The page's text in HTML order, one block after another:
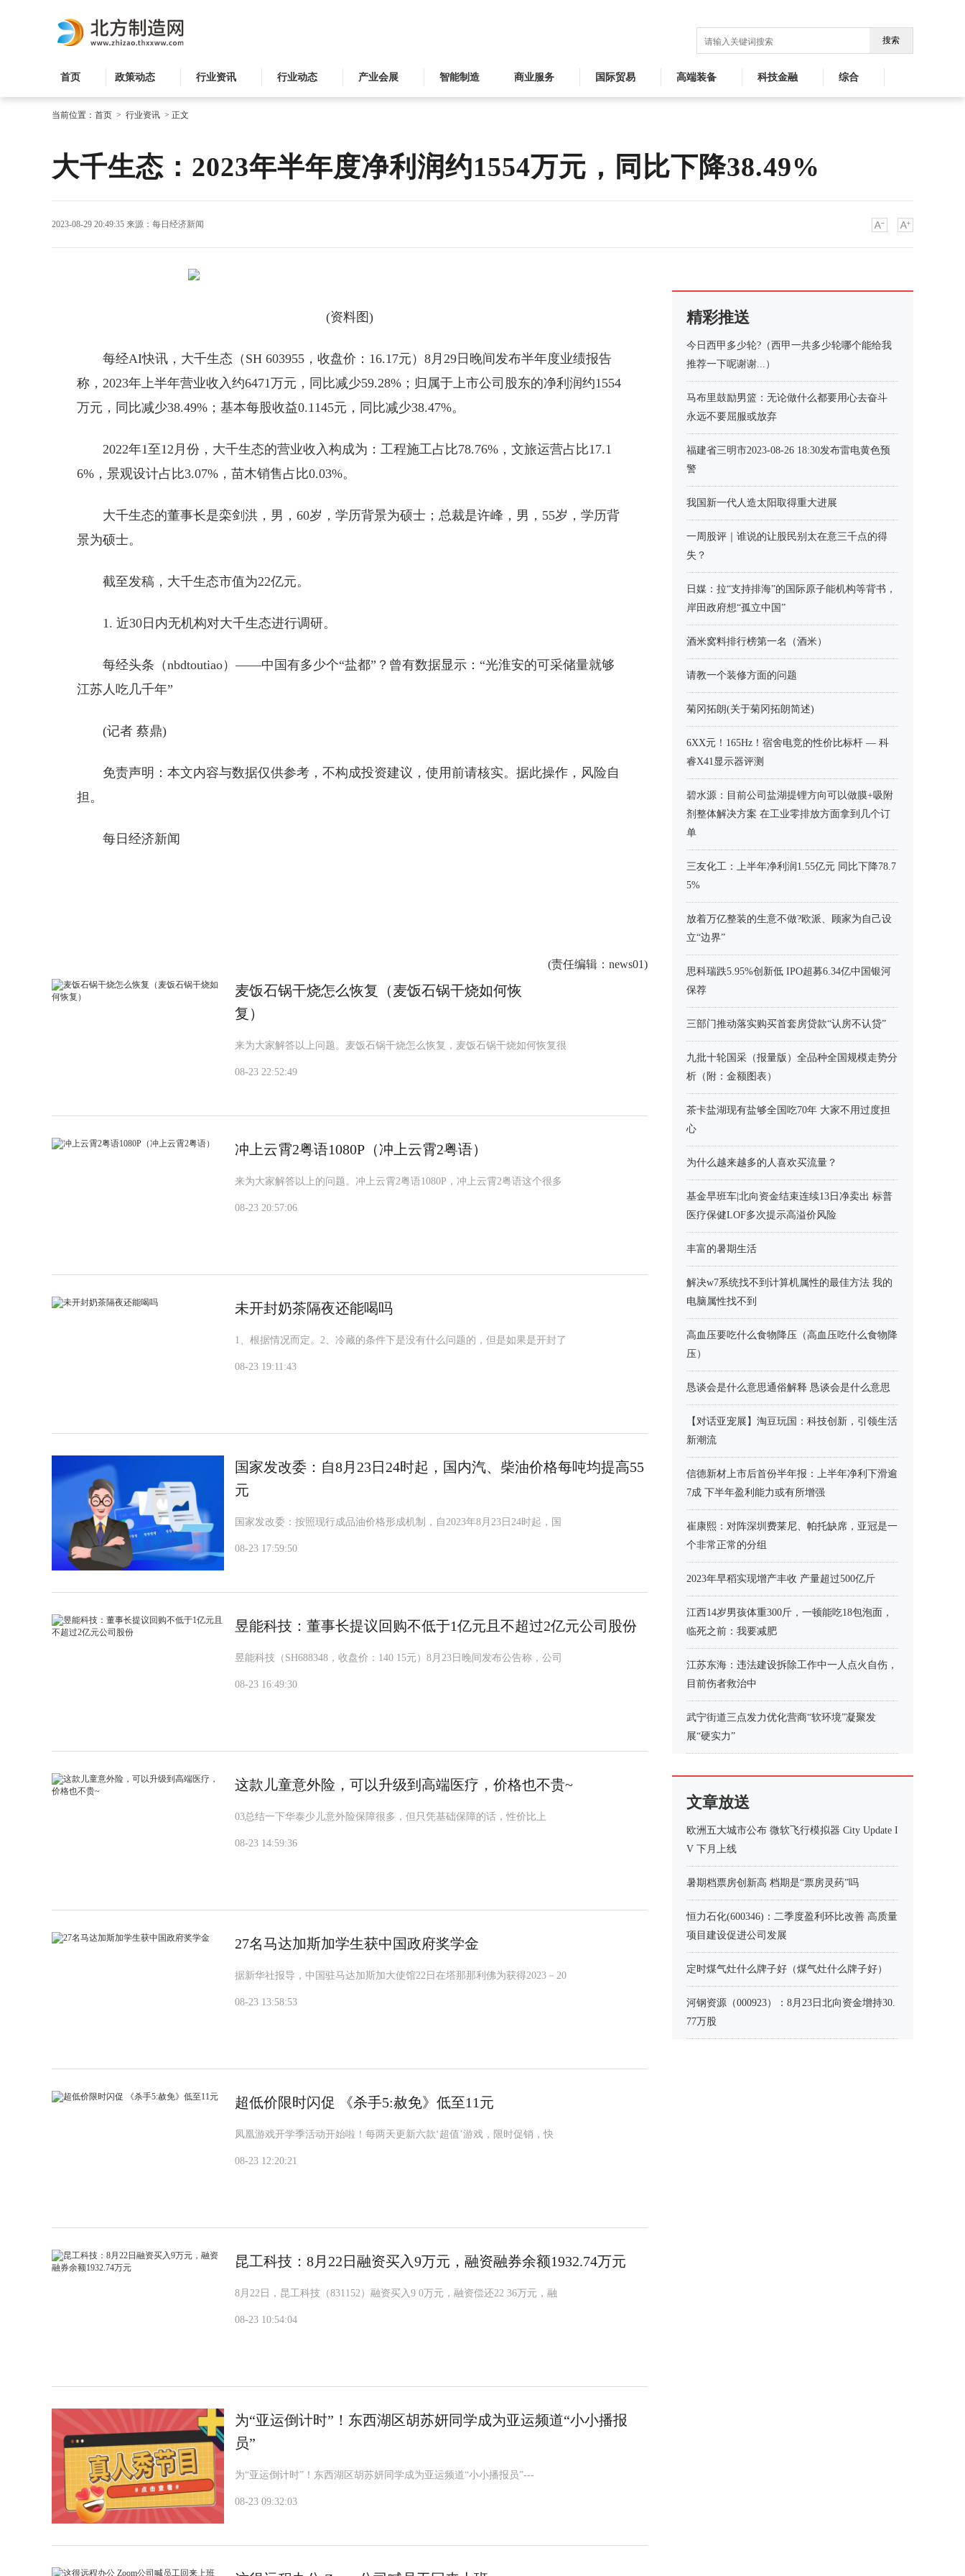
搜索
首页 政策动态 行业资讯 行业动态 产业会展 智能制造 商业服务 国际贸易 高端装备 科技金融 综合
当前位置： 首页 > 行业资讯 > 正文
大千生态：2023年半年度净利润约1554万元，同比下降38.49%
2023-08-29 20:49:35 来源：每日经济新闻
(资料图)
每经AI快讯，大千生态（SH 603955，收盘价：16.17元）8月29日晚间发布半年度业绩报告
称，2023年上半年营业收入约6471万元，同比减少59.28%；归属于上市公司股东的净利润约1554
万元，同比减少38.49%；基本每股收益0.1145元，同比减少38.47%。
2022年1至12月份，大千生态的营业收入构成为：工程施工占比78.76%，文旅运营占比17.1
6%，景观设计占比3.07%，苗木销售占比0.03%。
大千生态的董事长是栾剑洪，男，60岁，学历背景为硕士；总裁是许峰，男，55岁，学历背
景为硕士。
截至发稿，大千生态市值为22亿元。
1. 近30日内无机构对大千生态进行调研。
每经头条（nbdtoutiao）——中国有多少个“盐都”？曾有数据显示：“光淮安的可采储量就够
江苏人吃几千年”
(记者 蔡鼎)
免责声明：本文内容与数据仅供参考，不构成投资建议，使用前请核实。据此操作，风险自
担。
每日经济新闻
(责任编辑 ：news01)
麦饭石锅干烧怎么恢复（麦饭石锅干烧如何恢
复）
来为大家解答以上问题。麦饭石锅干烧怎么恢复，麦饭石锅干烧如何恢复很
08-23 22:52:49
冲上云霄2粤语1080P（冲上云霄2粤语）
来为大家解答以上的问题。冲上云霄2粤语1080P，冲上云霄2粤语这个很多
08-23 20:57:06
未开封奶茶隔夜还能喝吗
1、根据情况而定。2、冷藏的条件下是没有什么问题的，但是如果是开封了
08-23 19:11:43
国家发改委：自8月23日24时起，国内汽、柴油价格每吨均提高55
元
国家发改委：按照现行成品油价格形成机制，自2023年8月23日24时起，国
08-23 17:59:50
昱能科技：董事长提议回购不低于1亿元且不超过2亿元公司股份
昱能科技（SH688348，收盘价：140 15元）8月23日晚间发布公告称，公司
08-23 16:49:30
这款儿童意外险，可以升级到高端医疗，价格也不贵~
03总结一下华泰少儿意外险保障很多，但只凭基础保障的话，性价比上
08-23 14:59:36
27名马达加斯加学生获中国政府奖学金
据新华社报导，中国驻马达加斯加大使馆22日在塔那那利佛为获得2023－20
08-23 13:58:53
超低价限时闪促 《杀手5:赦免》低至11元
凤凰游戏开学季活动开始啦！每两天更新六款‘超值’游戏，限时促销，快
08-23 12:20:21
昆工科技：8月22日融资买入9万元，融资融券余额1932.74万元
8月22日，昆工科技（831152）融资买入9 0万元，融资偿还22 36万元，融
08-23 10:54:04
为“亚运倒计时”！东西湖区胡苏妍同学成为亚运频道“小小播报
员”
为“亚运倒计时”！东西湖区胡苏妍同学成为亚运频道“小小播报员”---
08-23 09:32:03
精彩推送
今日西甲多少轮?（西甲一共多少轮哪个能给我
推荐一下呢谢谢...）
马布里鼓励男篮：无论做什么都要用心去奋斗
永远不要屈服或放弃
福建省三明市2023-08-26 18:30发布雷电黄色预
警
我国新一代人造太阳取得重大进展
一周股评｜谁说的让股民别太在意三千点的得
失？
日媒：拉“支持排海”的国际原子能机构等背书，
岸田政府想“孤立中国”
酒米窝料排行榜第一名（酒米）
请教一个装修方面的问题
菊冈拓朗(关于菊冈拓朗简述)
6XX元！165Hz！宿舍电竞的性价比标杆 — 科
睿X41显示器评测
碧水源：目前公司盐湖提锂方向可以做膜+吸附
剂整体解决方案 在工业零排放方面拿到几个订
单
三友化工：上半年净利润1.55亿元 同比下降78.7
5%
放着万亿整装的生意不做?欧派、顾家为自己设
立“边界”
思科瑞跌5.95%创新低 IPO超募6.34亿中国银河
保荐
三部门推动落实购买首套房贷款“认房不认贷”
九批十轮国采（报量版）全品种全国规模走势分
析（附：金额图表）
茶卡盐湖现有盐够全国吃70年 大家不用过度担
心
为什么越来越多的人喜欢买流量？
基金早班车|北向资金结束连续13日净卖出 标普
医疗保健LOF多次提示高溢价风险
丰富的暑期生活
解决w7系统找不到计算机属性的最佳方法 我的
电脑属性找不到
高血压要吃什么食物降压（高血压吃什么食物降
压）
恳谈会是什么意思通俗解释 恳谈会是什么意思
【对话亚宠展】淘豆玩国：科技创新，引领生活
新潮流
信德新材上市后首份半年报：上半年净利下滑逾
7成 下半年盈利能力或有所增强
崔康熙：对阵深圳费莱尼、帕托缺席，亚冠是一
个非常正常的分组
2023年早稻实现增产丰收 产量超过500亿斤
江西14岁男孩体重300斤，一顿能吃18包泡面，
临死之前：我要减肥
江苏东海：违法建设拆除工作中一人点火自伤，
目前伤者救治中
武宁街道三点发力优化营商“软环境”凝聚发
展“硬实力”
文章放送
欧洲五大城市公布 微软飞行模拟器 City Update I
V 下月上线
暑期档票房创新高 档期是“票房灵药”吗
恒力石化(600346)：二季度盈利环比改善 高质量
项目建设促进公司发展
定时煤气灶什么牌子好（煤气灶什么牌子好）
河钢资源（000923）：8月23日北向资金增持30.
77万股